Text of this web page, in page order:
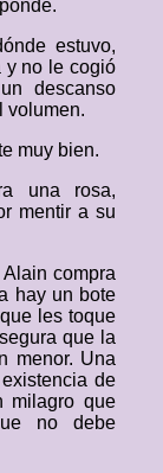
estuvo,
y no le cogió
descanso
volumen.
muy bien.
una rosa,
mentir a su
compra
hay un bote
les toque
que la
menor. Una
de
milagro que
no debe